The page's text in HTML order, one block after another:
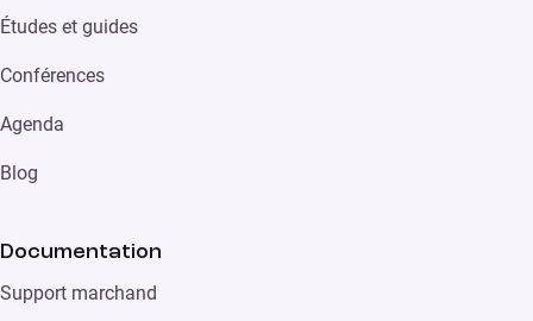
Études et guides
Conférences
Agenda
Blog
Documentation
Support marchand